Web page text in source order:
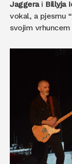
Jaggerai Billyja
vokal, a pjesmu
svojim